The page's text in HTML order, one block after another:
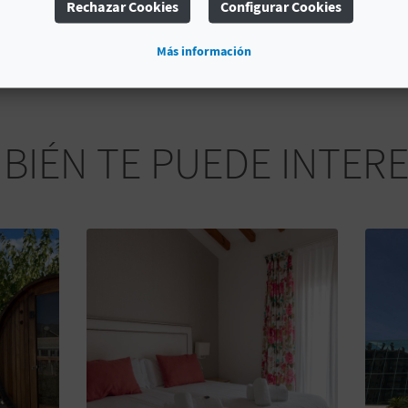
disfrutar de ella con nosotros!
TE PUEDE
Rechazar Cookies Configurar Cookies
Más información